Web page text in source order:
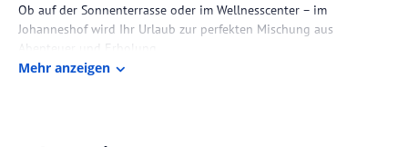
Ob auf der Sonnenterrasse oder im Wellnesscenter – im
Johanneshof wird Ihr Urlaub zur perfekten Mischung aus
Abenteuer und Erholung.
Mehr anzeigen